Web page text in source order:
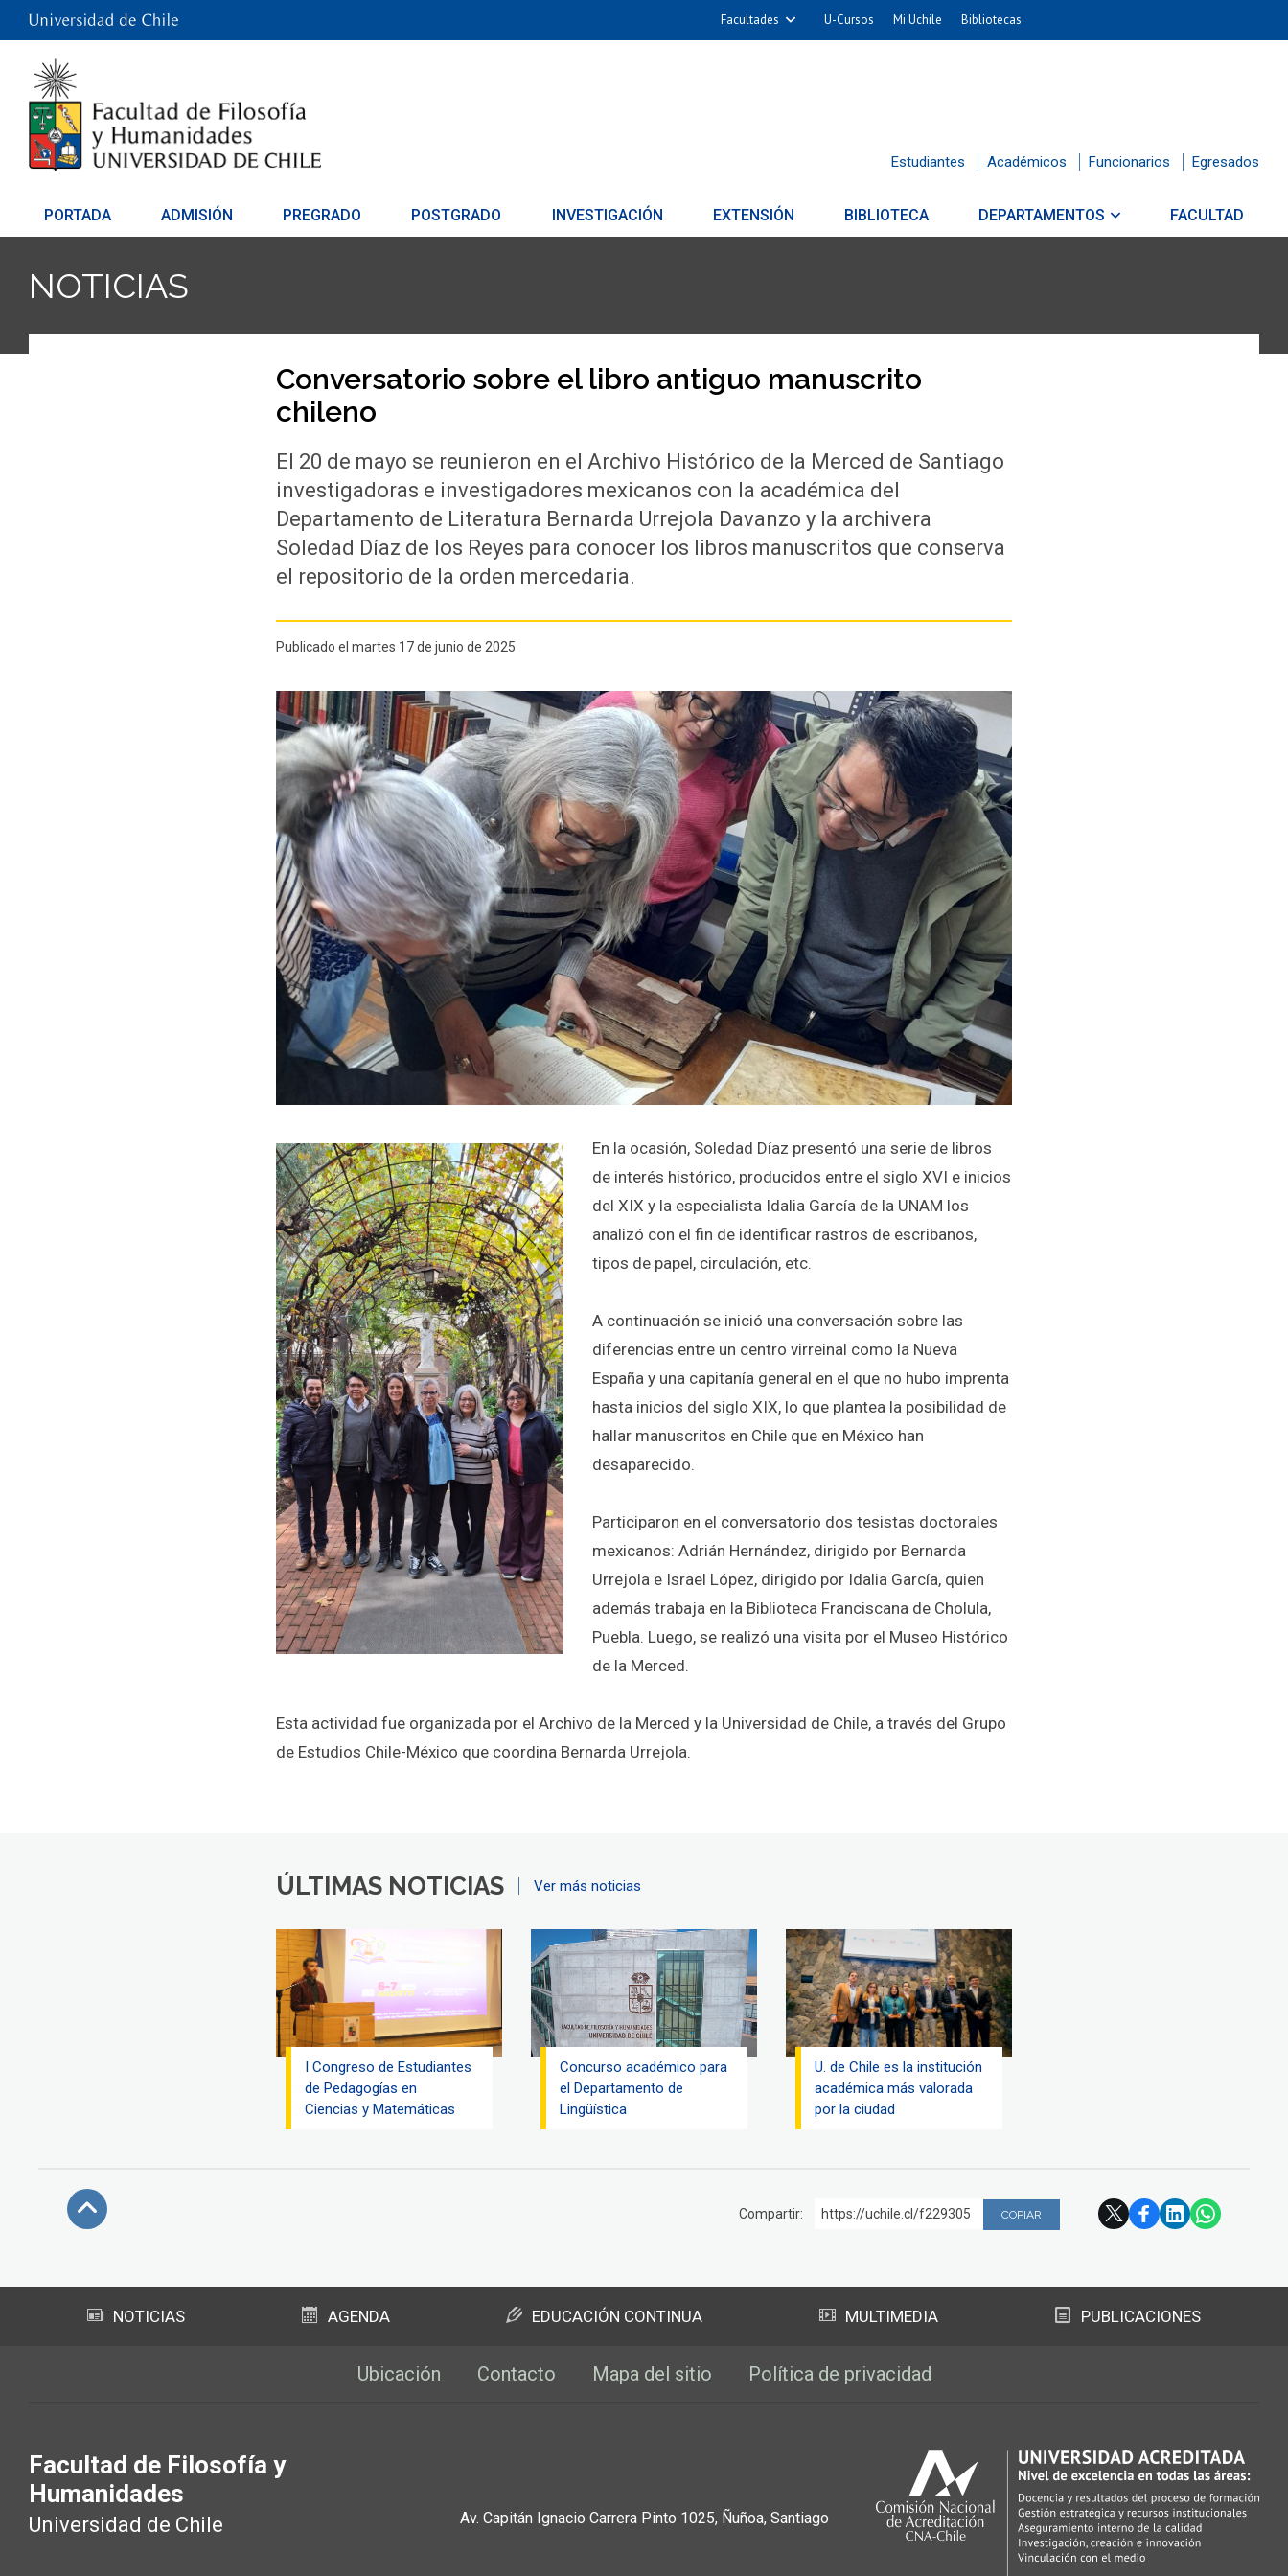
Facultades U-Cursos Mi Uchile Bibliotecas
Estudiantes Académicos Funcionarios Egresados
PORTADA ADMISIÓN PREGRADO POSTGRADO INVESTIGACIÓN EXTENSIÓN BIBLIOTECA DEPARTAMENTOS FACULTAD
NOTICIAS
Conversatorio sobre el libro antiguo manuscrito
chileno
El 20 de mayo se reunieron en el Archivo Histórico de la Merced de Santiago
investigadoras e investigadores mexicanos con la académica del
Departamento de Literatura Bernarda Urrejola Davanzo y la archivera
Soledad Díaz de los Reyes para conocer los libros manuscritos que conserva
el repositorio de la orden mercedaria.
Publicado el martes 17 de junio de 2025
En la ocasión, Soledad Díaz presentó una serie de libros
de interés histórico, producidos entre el siglo XVI e inicios
del XIX y la especialista Idalia García de la UNAM los
analizó con el fin de identificar rastros de escribanos,
tipos de papel, circulación, etc.
A continuación se inició una conversación sobre las
diferencias entre un centro virreinal como la Nueva
España y una capitanía general en el que no hubo imprenta
hasta inicios del siglo XIX, lo que plantea la posibilidad de
hallar manuscritos en Chile que en México han
desaparecido.
Participaron en el conversatorio dos tesistas doctorales
mexicanos: Adrián Hernández, dirigido por Bernarda
Urrejola e Israel López, dirigido por Idalia García, quien
además trabaja en la Biblioteca Franciscana de Cholula,
Puebla. Luego, se realizó una visita por el Museo Histórico
de la Merced.
Esta actividad fue organizada por el Archivo de la Merced y la Universidad de Chile, a través del Grupo
de Estudios Chile-México que coordina Bernarda Urrejola.
ÚLTIMAS NOTICIAS Ver más noticias
I Congreso de Estudiantes
de Pedagogías en
Ciencias y Matemáticas
Concurso académico para
el Departamento de
Lingüística
U. de Chile es la institución
académica más valorada
por la ciudad
Compartir: https://uchile.cl/f229305 COPIAR
NOTICIAS AGENDA EDUCACIÓN CONTINUA MULTIMEDIA PUBLICACIONES
Ubicación Contacto Mapa del sitio Política de privacidad
Facultad de Filosofía y
Humanidades
Universidad de Chile Av. Capitán Ignacio Carrera Pinto 1025, Ñuñoa, Santiago